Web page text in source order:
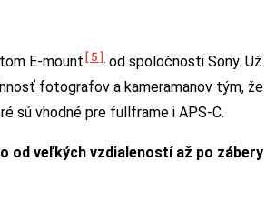
E-mount[5] od spoločnosti Sony. Už
fotografov a kameramanov tým, že
sú vhodné pre fullframe i APS-C.
od veľkých vzdialeností až po zábery